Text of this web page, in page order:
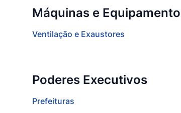
Máquinas e
Ventilação e Exaustores
Poderes Executivos
Prefeituras